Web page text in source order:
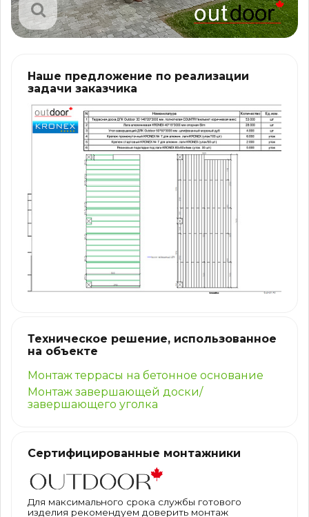
Наше предложение по реализации
задачи заказчика
Техническое решение, использованное
на объекте
Монтаж террасы на бетонное основание
Монтаж завершающей доски/
завершающего уголка
Сертифицированные монтажники
Для максимального срока службы готового
изделия рекомендуем доверить монтаж